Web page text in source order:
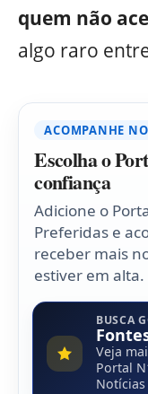
quem não
algo raro
ACOMPANHE
Escolha o
confiança
Adicione o
Preferidas e
receber mais
estiver em alta.
BUSCA
Veja
Portal
Notícias